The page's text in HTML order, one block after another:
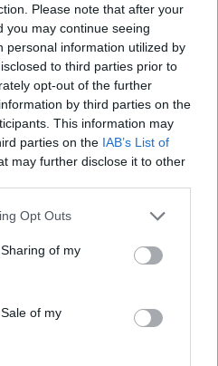
Please note that after your
you may continue seeing
personal information utilized by
to third parties prior to
opt-out of the further
by third parties on the
This information may
parties on the IAB’s List of
may further disclose it to other
Opt Outs
of my
of my
πορεία για το Τμήμα
στις Πανελλαδικές –